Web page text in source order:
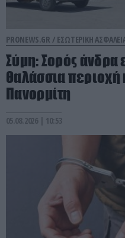
PRONEWS.GR / ΕΣΩΤΕΡΙΚΗ
Σύμη: Σορός άνδρα
θαλάσσια περιοχή
Πανορμίτη
05.08.2026 | 10:53